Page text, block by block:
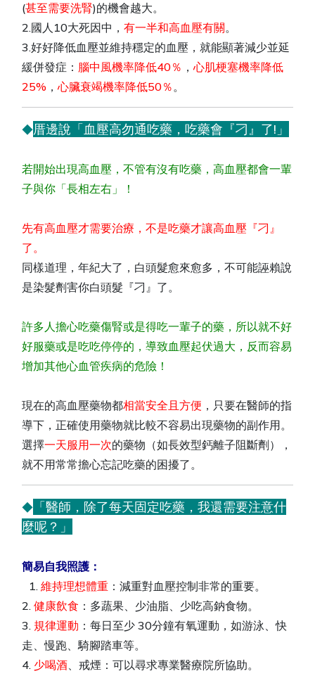
(甚至需要洗腎)的機會越大。
2.國人10大死因中，有一半和高血壓有關。
3.好好降低血壓並維持穩定的血壓，就能顯著減少並延
緩併發症： 腦中風機率降低40％ ，心肌梗塞機率降低
25% ，心臟衰竭機率降低50％。
◆厝邊說「血壓高勿通吃藥，吃藥會『刁』了!」
若開始出現高血壓，不管有沒有吃藥，高血壓都會一輩
子與你「長相左右」！
先有高血壓才需要治療，不是吃藥才讓高血壓『刁』
了。
同樣道理，年紀大了，白頭髮愈來愈多，不可能誣賴說
是染髮劑害你白頭髮『刁』了。
許多人擔心吃藥傷腎或是得吃一輩子的藥，所以就不好
好服藥或是吃吃停停的，導致血壓起伏過大，反而容易
增加其他心血管疾病的危險！
現在的高血壓藥物都相當安全且方便 ，只要在醫師的指
導下，正確使用藥物就比較不容易出現藥物的副作用。
選擇一天服用一次的藥物（如長效型鈣離子阻斷劑），
就不用常常擔心忘記吃藥的困擾了。
◆ 「醫師，除了每天固定吃藥，我還需要注意什
麼呢？」
簡易自我照護：
1.維持理想體重 ：減重對血壓控制非常的重要。
2.健康飲食 ：多蔬果、少油脂、少吃高鈉食物。
3. 規律運動 ：每日至少 30分鐘有氧運動，如游泳、快
走、慢跑、騎腳踏車等。
4. 少喝酒、戒煙：可以尋求專業醫療院所協助。